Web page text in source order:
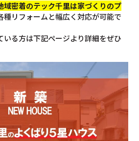
域密着のテック千里は家づくりのプ
種リフォームと幅広く対応が可能で
いる方は下記ページより詳細をぜひ